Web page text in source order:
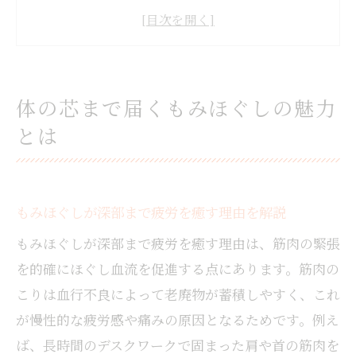
力
る
信頼できるセラピストの見極め方と体験談
もみほぐし施術の質で選ぶセラピストの特
徴
リラクゼーション重視でもみほぐしを選ぶ
コツ
もみほぐしとメンズ対応セラピストの選び
体の芯まで届くもみほぐしの魅力
とは
もみほぐしが深部まで疲労を癒す理由を解説
もみほぐしが深部まで疲労を癒す理由は、筋肉の緊張
を的確にほぐし血流を促進する点にあります。筋肉の
こりは血行不良によって老廃物が蓄積しやすく、これ
が慢性的な疲労感や痛みの原因となるためです。例え
ば、長時間のデスクワークで固まった肩や首の筋肉を